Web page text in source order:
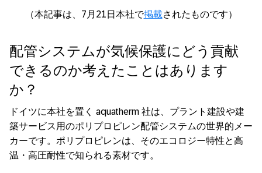
（本記事は、7月21日本社で掲載されたものです）
配管システムが気候保護にどう貢献
できるのか考えたことはあります
か？
ドイツに本社を置く aquatherm 社は、プラント建設や建
築サービス用のポリプロピレン配管システムの世界的メー
カーです。ポリプロピレンは、そのエコロジー特性と高
温・高圧耐性で知られる素材です。